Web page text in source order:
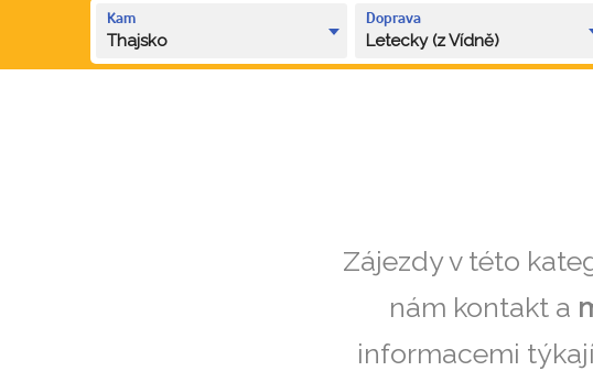
Kam
Thajsko
Doprava
Letecky (z Vídně)
Zájezdy v této
nám kontakt a
informacemi